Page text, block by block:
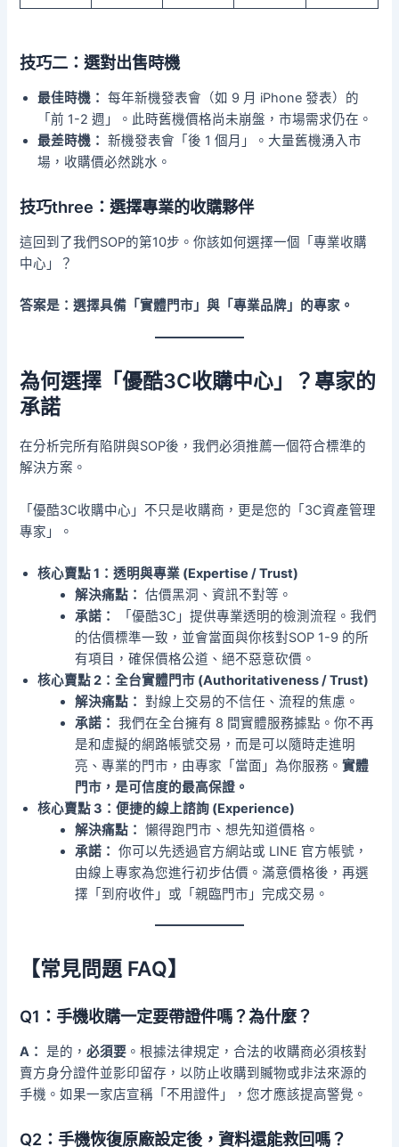
技巧二：選對出售時機
最佳時機： 每年新機發表會（如 9 月 iPhone 發表）的
「前 1-2 週」。此時舊機價格尚未崩盤，市場需求仍在。
最差時機： 新機發表會「後 1 個月」。大量舊機湧入市
場，收購價必然跳水。
技巧three：選擇專業的收購夥伴
這回到了我們SOP的第10步。你該如何選擇一個「專業收購
中心」？
答案是：選擇具備「實體門市」與「專業品牌」的專家。
為何選擇「優酷3C收購中心」？專家的
承諾
在分析完所有陷阱與SOP後，我們必須推薦一個符合標準的
解決方案。
「優酷3C收購中心」不只是收購商，更是您的「3C資產管理
專家」。
核心賣點 1：透明與專業 (Expertise / Trust)
解決痛點： 估價黑洞、資訊不對等。
承諾：
「優酷3C」提供專業透明的檢測流程。我們
的估價標準一致，並會當面與你核對SOP 1-9 的所
有項目，確保價格公道、絕不惡意砍價。
核心賣點 2：全台實體門市 (Authoritativeness / Trust)
解決痛點： 對線上交易的不信任、流程的焦慮。
承諾： 我們在全台擁有 8 間實體服務據點。你不再
是和虛擬的網路帳號交易，而是可以隨時走進明
亮、專業的門市，由專家「當面」為你服務。實體
門市，是可信度的最高保證。
核心賣點 3：便捷的線上諮詢 (Experience)
解決痛點： 懶得跑門市、想先知道價格。
承諾： 你可以先透過官方網站或 LINE 官方帳號，
由線上專家為您進行初步估價。滿意價格後，再選
擇「到府收件」或「親臨門市」完成交易。
【常見問題 FAQ】
Q1：手機收購一定要帶證件嗎？為什麼？
A： 是的，必須要 。根據法律規定，合法的收購商必須核對
賣方身分證件並影印留存，以防止收購到贓物或非法來源的
手機。如果一家店宣稱「不用證件」，您才應該提高警覺。
Q2：手機恢復原廠設定後，資料還能救回嗎？